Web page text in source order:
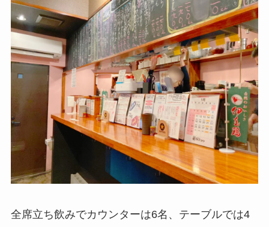
全席立ち飲みでカウンターは6名、テーブルでは4